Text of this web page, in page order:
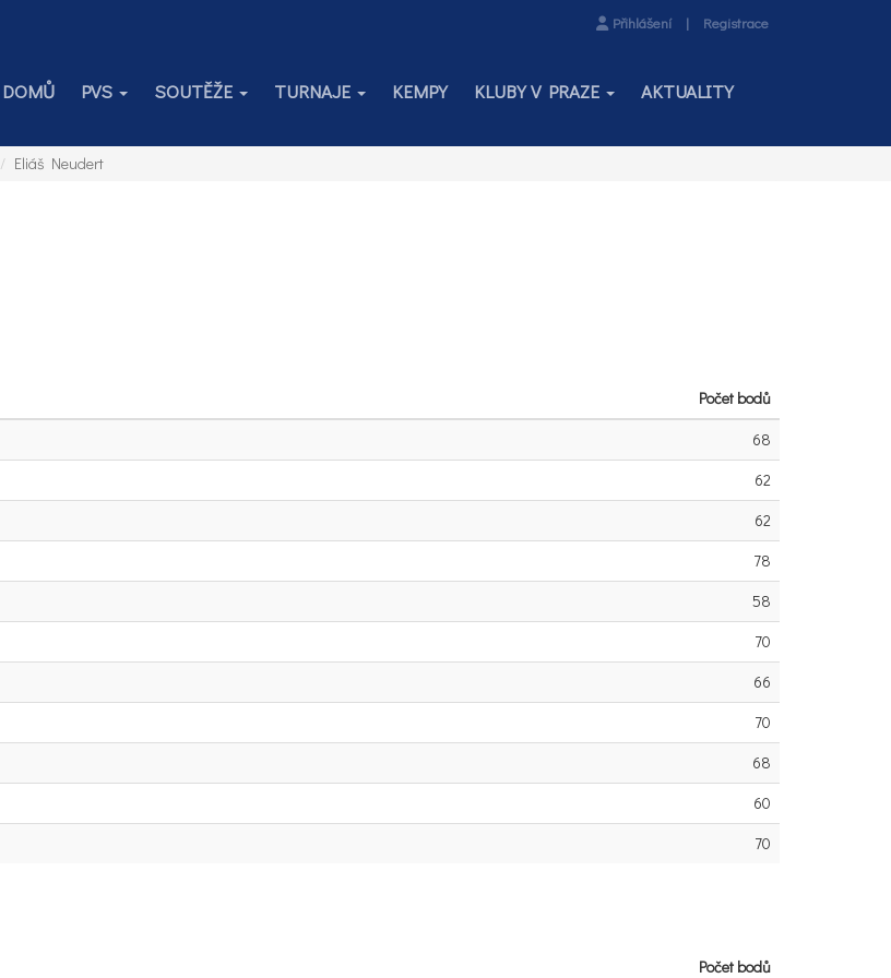
Přihlášení | Registrace
DOMŮ PVS SOUTĚŽE TURNAJE KEMPY KLUBY V PRAZE AKTUALITY
Eliáš Neudert
Počet bodů
68
62
62
78
58
70
66
70
68
60
70
Počet bodů